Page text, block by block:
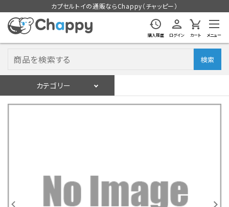
カプセルトイの通販ならChappy（チャッピー）
購入履歴 ログイン カート メニュー
検索
カテゴリー
ログイン 会員登録
カプセルトイ